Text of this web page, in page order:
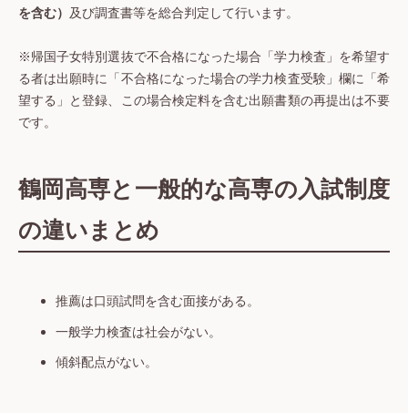
を含む） 及び調査書等を総合判定して行います。
※帰国子女特別選抜で不合格になった場合「学力検査」を希望す
る者は出願時に「不合格になった場合の学力検査受験」欄に「希
望する」と登録、この場合検定料を含む出願書類の再提出は不要
です。
鶴岡高専と一般的な高専の入試制度
の違いまとめ
推薦は口頭試問を含む面接がある。
一般学力検査は社会がない。
傾斜配点がない。